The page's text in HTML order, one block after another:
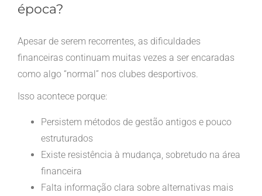
época?
Apesar de serem recorrentes, as dificuldades
financeiras continuam muitas vezes a ser encaradas
como algo “normal” nos clubes desportivos.
Isso acontece porque:
Persistem métodos de gestão antigos e pouco
estruturados
Existe resistência à mudança, sobretudo na área
financeira
Falta informação clara sobre alternativas mais